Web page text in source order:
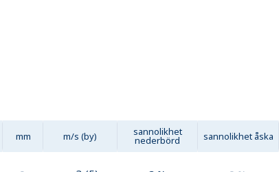
mm m/s (by) sannolikhet
nederbörd sannolikhet åska